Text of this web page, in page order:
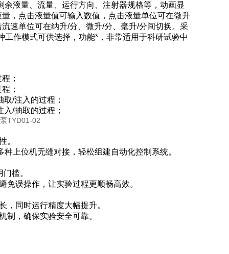
液量、流量、运行方向、注射器规格等，动画显
，点击液量值可输入数值，点击液量单位可在微升
速单位可在纳升/分、微升/分、毫升/分间切换。采
作模式可供选择，功能*，非常适用于科研试验中
；
；
/注入的过程；
/抽取的过程；
。
上位机无缝对接，轻松组建自动化控制系统。
槛。
免误操作，让实验过程更顺畅高效。
，同时运行精度大幅提升。
制，确保实验安全可靠。